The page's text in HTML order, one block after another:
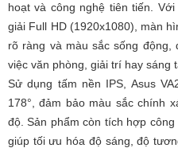
hoạt và công nghệ tiên tiến.
giải Full HD (1920x1080), màn
rõ ràng và màu sắc sống
việc văn phòng, giải trí hay sáng
Sử dụng tấm nền IPS, Asus
178°, đảm bảo màu sắc chính
độ. Sản phẩm còn tích hợp công
giúp tối ưu hóa độ sáng, độ